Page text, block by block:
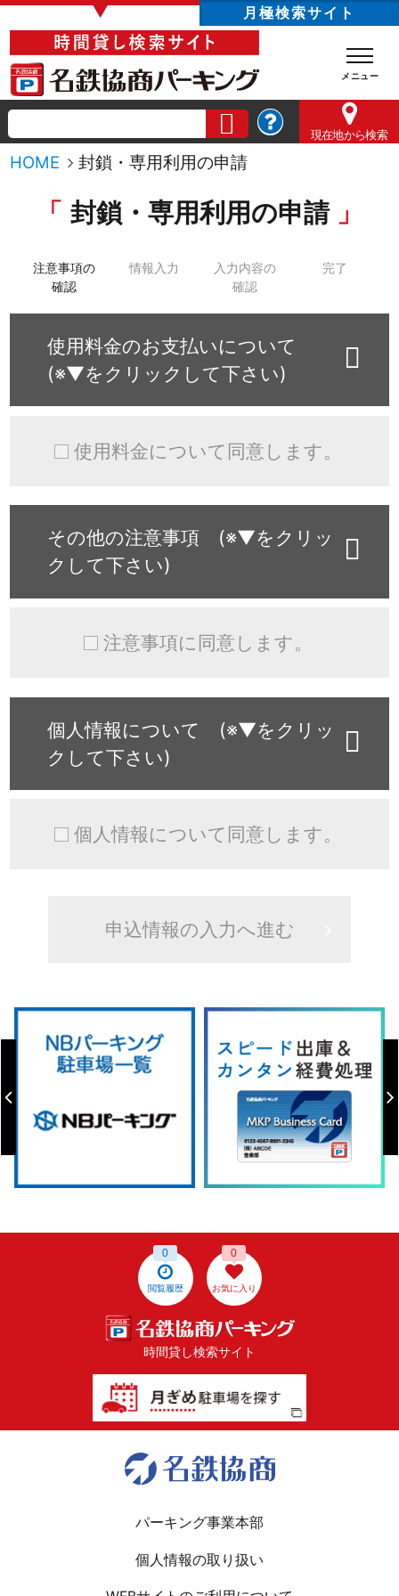
▼ 月極検索サイト
現在地から検索
HOME 封鎖・専用利用の申請
封鎖・専用利用の申請
注意事項の
確認
情報入力
入力内容の
確認
完了
使用料金のお支払いについて
(※▼をクリックして下さい)
使用料金について同意します。
その他の注意事項 (※▼をクリッ
クして下さい)
注意事項に同意します。
個人情報について (※▼をクリッ
クして下さい)
個人情報について同意します。
閲覧履歴
0
お気に入り
0
時間貸し検索サイト
パーキング事業本部
個人情報の取り扱い